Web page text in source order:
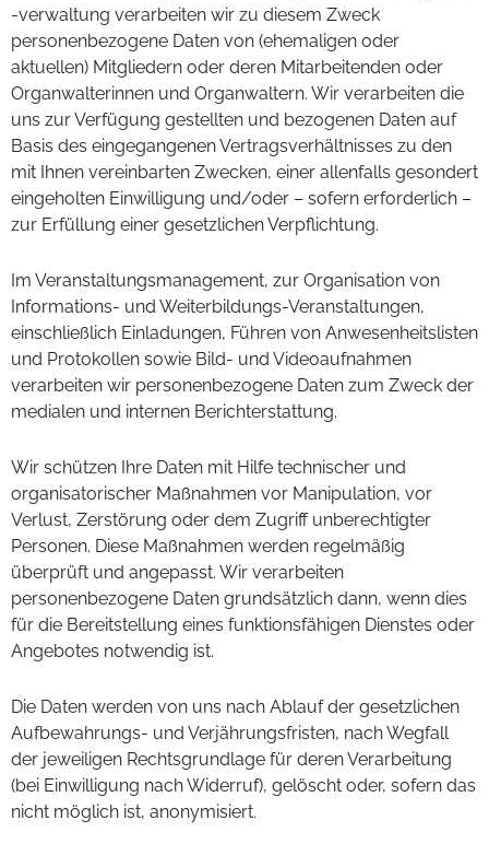
-verwaltung verarbeiten wir zu diesem Zweck
personenbezogene Daten von (ehemaligen oder
aktuellen) Mitgliedern oder deren Mitarbeitenden oder
Organwalterinnen und Organwaltern. Wir verarbeiten die
uns zur Verfügung gestellten und bezogenen Daten auf
Basis des eingegangenen Vertragsverhältnisses zu den
mit Ihnen vereinbarten Zwecken, einer allenfalls gesondert
eingeholten Einwilligung und/oder – sofern erforderlich –
zur Erfüllung einer gesetzlichen Verpflichtung.
Im Veranstaltungsmanagement, zur Organisation von
Informations- und Weiterbildungs-Veranstaltungen,
einschließlich Einladungen, Führen von Anwesenheitslisten
und Protokollen sowie Bild- und Videoaufnahmen
verarbeiten wir personenbezogene Daten zum Zweck der
medialen und internen Berichterstattung.
Wir schützen Ihre Daten mit Hilfe technischer und
organisatorischer Maßnahmen vor Manipulation, vor
Verlust, Zerstörung oder dem Zugriff unberechtigter
Personen. Diese Maßnahmen werden regelmäßig
überprüft und angepasst. Wir verarbeiten
personenbezogene Daten grundsätzlich dann, wenn dies
für die Bereitstellung eines funktionsfähigen Dienstes oder
Angebotes notwendig ist.
Die Daten werden von uns nach Ablauf der gesetzlichen
Aufbewahrungs- und Verjährungsfristen, nach Wegfall
der jeweiligen Rechtsgrundlage für deren Verarbeitung
(bei Einwilligung nach Widerruf), gelöscht oder, sofern das
nicht möglich ist, anonymisiert.